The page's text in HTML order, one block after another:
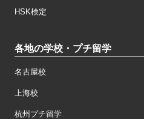
HSK検定
各地の学校・プチ留学
名古屋校
上海校
杭州プチ留学